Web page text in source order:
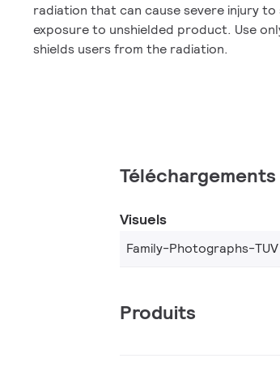
radiation that can cause severe injury to
exposure to unshielded product. Use
shields users from the radiation.
Téléchargements
Visuels
Family-Photographs-TUV
Produits